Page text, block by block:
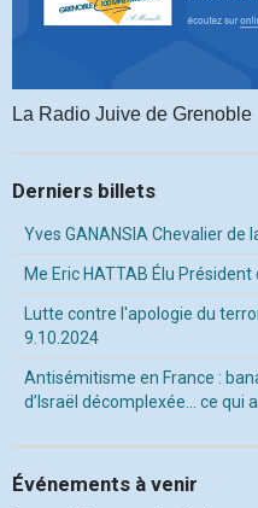
La Radio Juive de Grenoble
Derniers billets
Yves GANANSIA Chevalier de
Me Eric HATTAB Élu Président
Lutte contre l'apologie du
9.10.2024
Antisémitisme en France :
d’Israël décomplexée… ce qui
Événements à venir